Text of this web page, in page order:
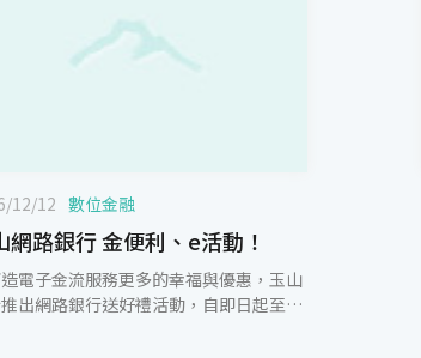
12/12 數位金融
網路銀行 金便利、e活動！
電子金流服務更多的幸福與優惠，玉山
出網路銀行送好禮活動，自即日起至